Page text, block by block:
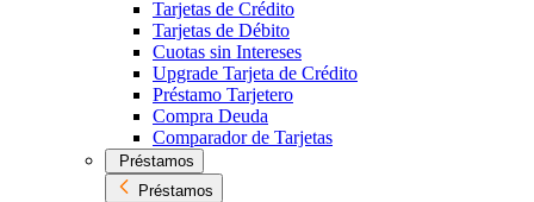
Tarjetas de Crédito
Tarjetas de Débito
Cuotas sin Intereses
Upgrade Tarjeta de Crédito
Préstamo Tarjetero
Compra Deuda
Comparador de Tarjetas
Préstamos
Préstamos